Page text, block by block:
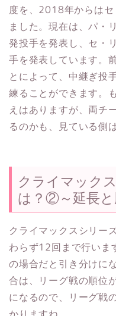
度を、2018年からは
ました。現在は、パ・
発投手を発表し、セ・
手を発表しています。
とによって、中継ぎ投
練ることができます。
えはありますが、両チ
るのかも、見ている側
クライマック
は？②～延長と
クライマックスシリー
わらず12回まで行いま
の場合だと引き分けに
合は、リーグ戦の順位
になるので、リーグ戦